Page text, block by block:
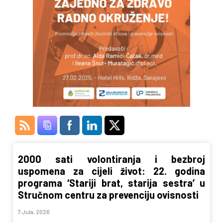
2000 sati volontiranja i bezbroj
uspomena za cijeli život: 22. godina
programa ‘Stariji brat, starija sestra’ u
Stručnom centru za prevenciju ovisnosti
7 Jula, 2026